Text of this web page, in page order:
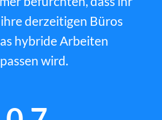
derzeitigen Büros
hybride Arbeiten
wird.